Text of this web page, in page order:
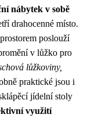
nábytek v sobě
drahocenné místo.
poslouží
v lůžko pro
lůžkoviny,
praktické jsou i
jídelní stoly
využití